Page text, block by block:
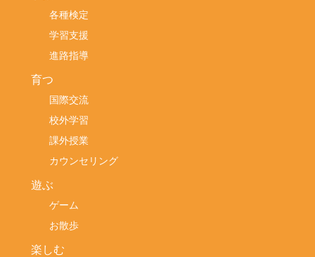
各種検定
学習支援
進路指導
育つ
国際交流
校外学習
課外授業
カウンセリング
遊ぶ
ゲーム
お散歩
楽しむ